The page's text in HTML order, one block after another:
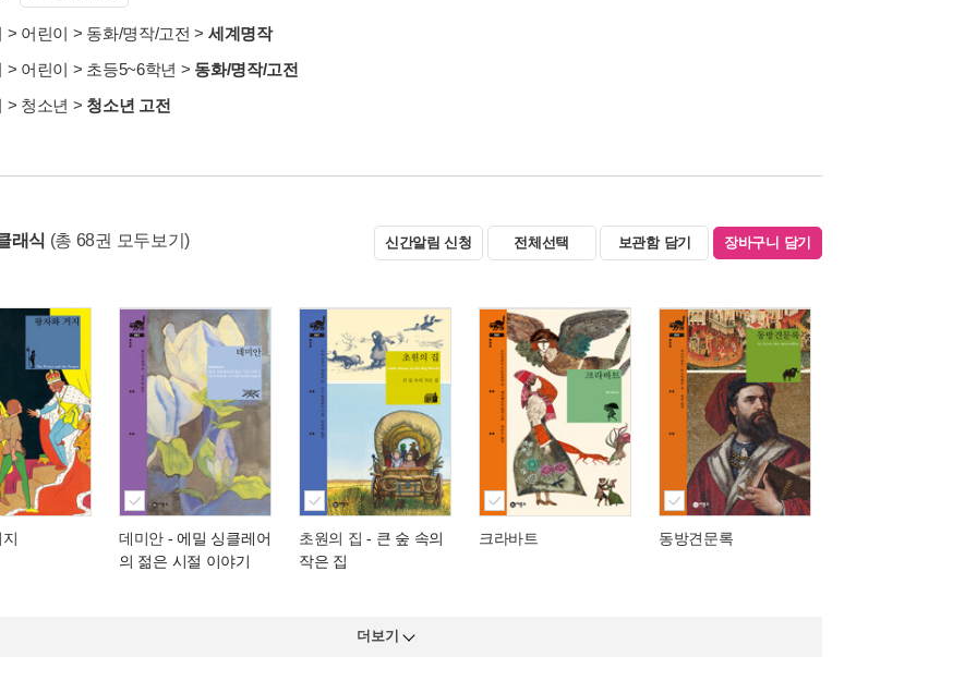
> 어린이 > 동화/명작/고전 > 세계명작
> 어린이 > 초등5~6학년 > 동화/명작/고전
> 청소년 > 청소년 고전
래식 (총 68권 모두보기) 신간알림 신청 전체선택 보관함 담기 장바구니 담기
데미안 - 에밀 싱클레어
의 젊은 시절 이야기
초원의 집 - 큰 숲 속의
작은 집
크라바트 동방견문록
더보기